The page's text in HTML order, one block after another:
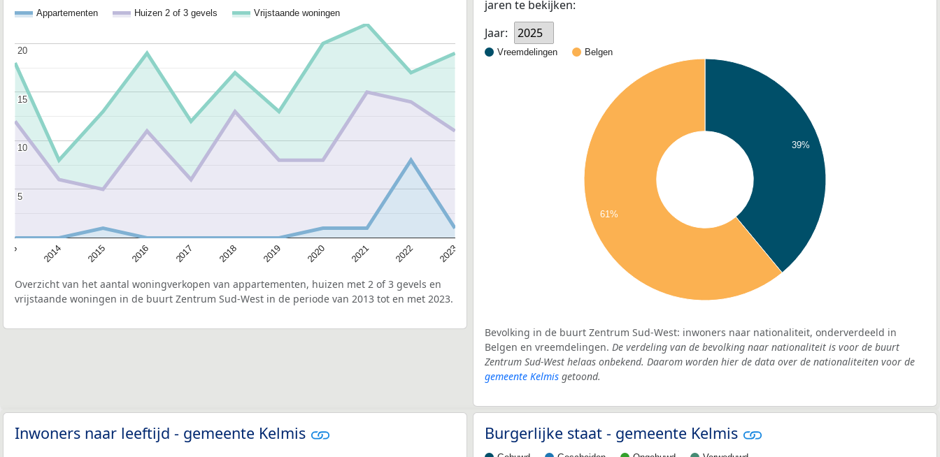
Appartementen Huizen 2 of 3 gevels Vrijstaande woningen
2014 2015 2016 2017 2018 2019 2020 2021 2022 2023
5
5
10
10
15
15
20
20
Overzicht van het aantal woningverkopen van appartementen, huizen met 2 of 3 gevels en
vrijstaande woningen in de buurt Zentrum Sud-West in de periode van 2013 tot en met 2023.
jaren te bekijken:
Jaar:
2025
Vreemdelingen Belgen
39%
61%
Bevolking in de buurt Zentrum Sud-West: inwoners naar nationaliteit, onderverdeeld in
Belgen en vreemdelingen. De verdeling van de bevolking naar nationaliteit is voor de buurt
Zentrum Sud-West helaas onbekend. Daarom worden hier de data over de nationaliteiten voor de
gemeente Kelmis getoond.
Inwoners naar leeftijd - gemeente Kelmis Burgerlijke staat - gemeente Kelmis